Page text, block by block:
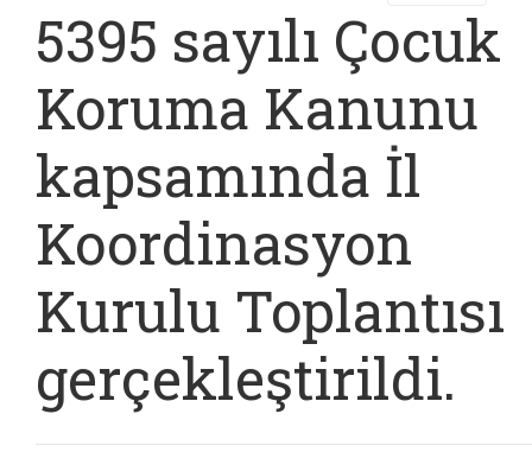
5395 sayılı Çocuk
Koruma Kanunu
kapsamında İl
Koordinasyon
Kurulu Toplantısı
gerçekleştirildi.